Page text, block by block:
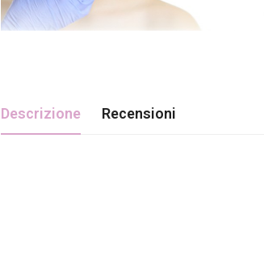
Descrizione Recensioni